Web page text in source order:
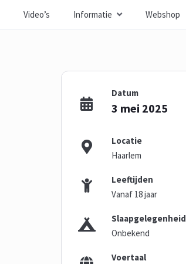
Video’s Informatie Webshop
Datum
3 mei 2025
Locatie
Haarlem
Leeftijden
Vanaf 18 jaar
Slaapgelegenheid
Onbekend
Voertaal